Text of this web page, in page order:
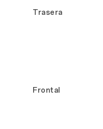
Trasera
Frontal